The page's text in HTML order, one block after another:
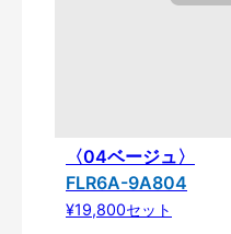
〈04ベージュ〉
FLR6A-9A804
¥19,800セット